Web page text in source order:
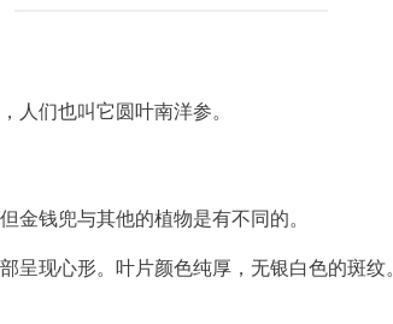
人们也叫它圆叶南洋参。
金钱兜与其他的植物是有不同的。
呈现心形。叶片颜色纯厚，无银白色的斑纹